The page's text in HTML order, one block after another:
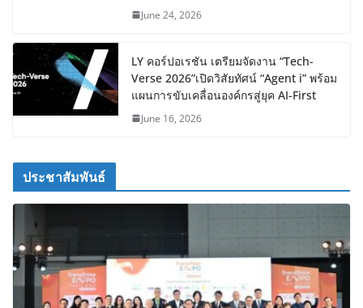
June 24, 2026
LY คอร์ปอเรชัน เตรียมจัดงาน “Tech-
Verse 2026”เปิดวิสัยทัศน์ “Agent i” พร้อม
แผนการขับเคลื่อนองค์กรสู่ยุค AI-First
June 16, 2026
ประชาสัมพันธ์